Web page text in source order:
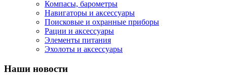
Компасы, барометры
Навигаторы и аксессуары
Поисковые и охранные приборы
Рации и аксессуары
Элементы питания
Эхолоты и аксессуары
Наши новости